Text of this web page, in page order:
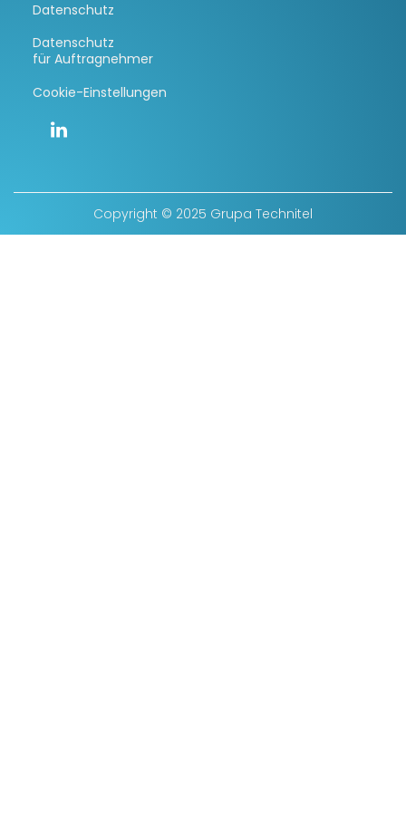
Datenschutz
Datenschutz
für Auftragnehmer
Cookie-Einstellungen
Copyright © 2025 Grupa Technitel